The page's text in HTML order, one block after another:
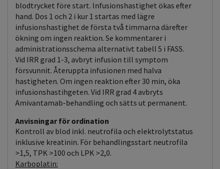
blodtrycket före start. Infusionshastighet ökas efter
hand. Dos 1 och 2 i kur 1 startas med lägre
infusionshastighet de första två timmarna därefter
ökning om ingen reaktion. Se kommentarer i
administrationsschema alternativt tabell 5 i FASS.
Vid IRR grad 1-3, avbryt infusion till symptom
försvunnit. Återuppta infusionen med halva
hastigheten. Om ingen reaktion efter 30 min, öka
infusionshastihgeten. Vid IRR grad 4 avbryts
Amivantamab-behandling och sätts ut permanent.
Anvisningar för ordination
Kontroll av blod inkl. neutrofila och elektrolytstatus
inklusive kreatinin. För behandlingsstart neutrofila
>1,5, TPK >100 och LPK >2,0.
Karboplatin: